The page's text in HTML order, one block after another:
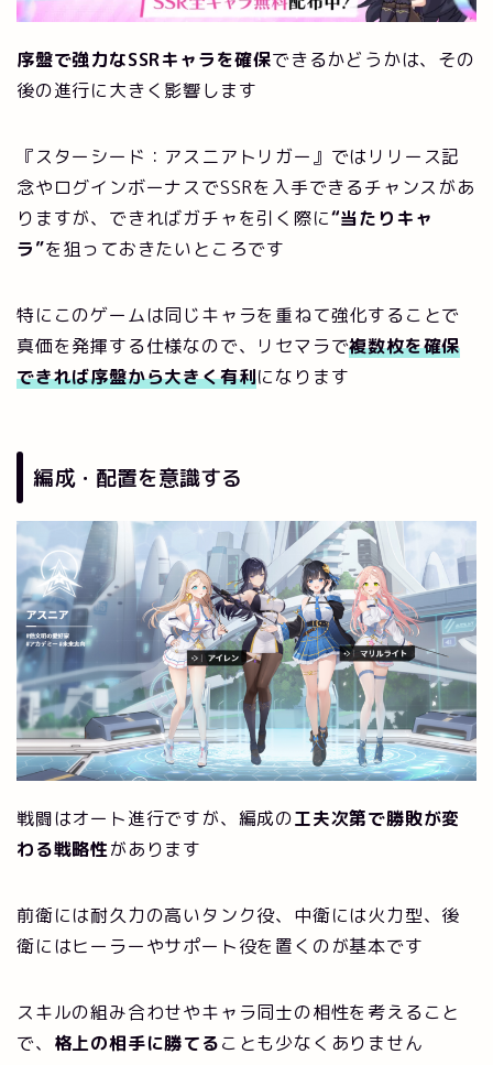
序盤で強力なSSRキャラを確保できるかどうかは、その
後の進行に大きく影響します
『スターシード：アスニアトリガー』ではリリース記
念やログインボーナスでSSRを入手できるチャンスがあ
りますが、できればガチャを引く際に“当たりキャ
ラ”を狙っておきたいところです
特にこのゲームは同じキャラを重ねて強化することで
真価を発揮する仕様なので、リセマラで複数枚を確保
できれば序盤から大きく有利になります
編成・配置を意識する
戦闘はオート進行ですが、編成の工夫次第で勝敗が変
わる戦略性があります
前衛には耐久力の高いタンク役、中衛には火力型、後
衛にはヒーラーやサポート役を置くのが基本です
スキルの組み合わせやキャラ同士の相性を考えること
で、 格上の相手に勝てることも少なくありません